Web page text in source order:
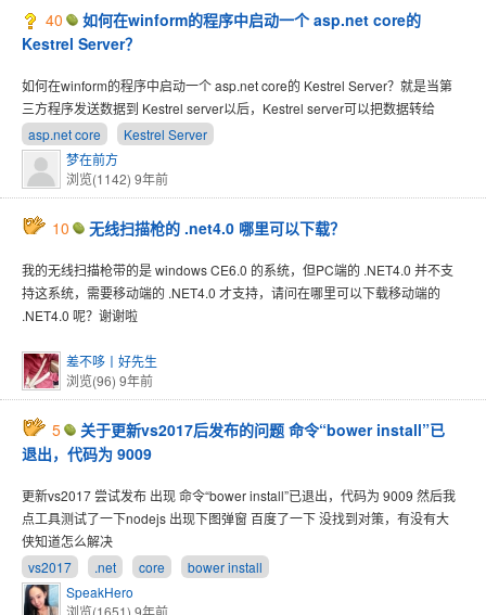
40
如何在winform的程序中启动一个 asp.net core的
Kestrel Server？
如何在winform的程序中启动一个 asp.net core的 Kestrel Server？就是当第
三方程序发送数据到 Kestrel server以后，Kestrel server可以把数据转给
asp.net core
Kestrel Server
梦在前方
浏览(1142) 9年前
10 无线扫描枪的 .net4.0 哪里可以下载？
我的无线扫描枪带的是 windows CE6.0 的系统，但PC端的 .NET4.0 并不支
持这系统，需要移动端的 .NET4.0 才支持，请问在哪里可以下载移动端的
.NET4.0 呢？谢谢啦
差不哆丨好先生
浏览(96) 9年前
5
关于更新vs2017后发布的问题 命令“bower install”已
退出，代码为 9009
更新vs2017 尝试发布 出现 命令“bower install”已退出，代码为 9009 然后我
点工具测试了一下nodejs 出现下图弹窗 百度了一下 没找到对策，有没有大
侠知道怎么解决
vs2017
.net core
bower install
SpeakHero
浏览(1651) 9年前